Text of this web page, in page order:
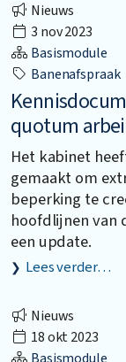
Nieuws
3 nov 2023
Basismodule
Banenafspraak
quotum
Het kabinet
gemaakt om
beperking te
hoofdlijnen van
een update.
Lees verder…
Nieuws
18 okt 2023